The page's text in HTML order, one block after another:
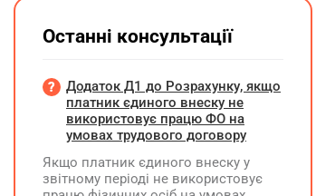
Останні консультації
Додаток Д1 до Розрахунку, якщо
платник єдиного внеску не
використовує працю ФО на
умовах трудового договору
Якщо платник єдиного внеску у
звітному періоді не використовує